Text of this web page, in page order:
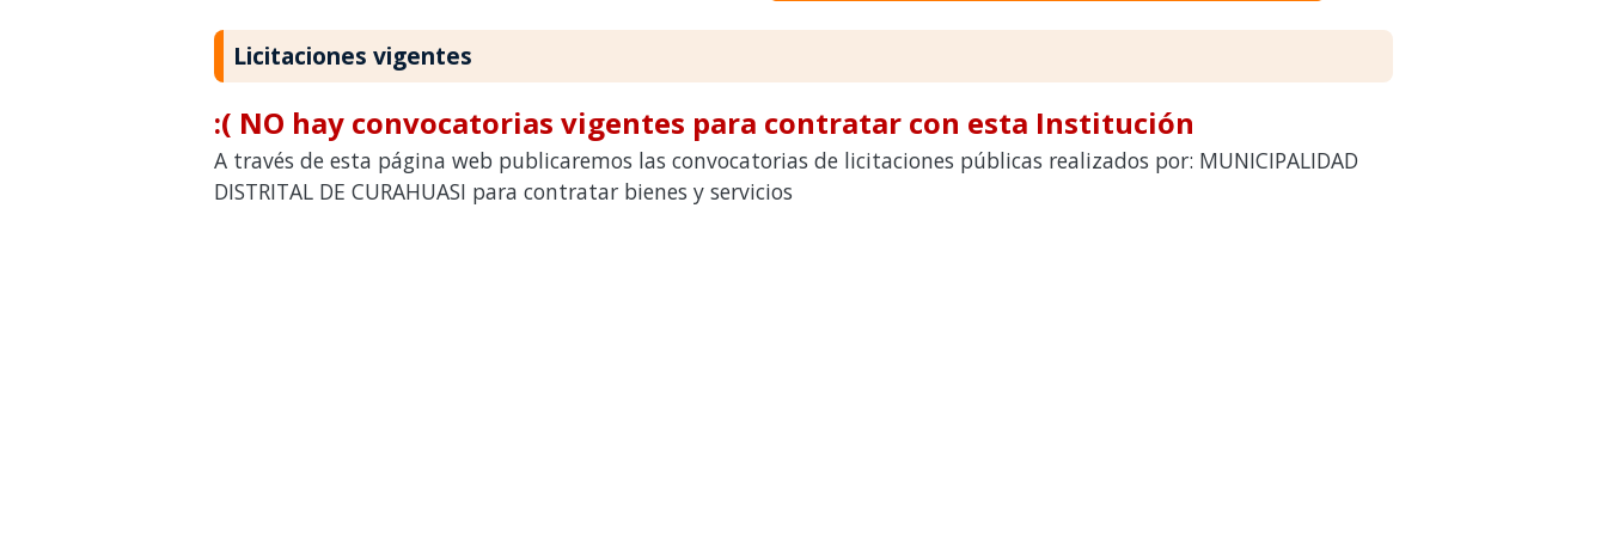
Licitaciones vigentes
:( NO hay convocatorias vigentes para contratar con esta Institución
A través de esta página web publicaremos las convocatorias de licitaciones públicas realizados por: MUNICIPALIDAD
DISTRITAL DE CURAHUASI para contratar bienes y servicios